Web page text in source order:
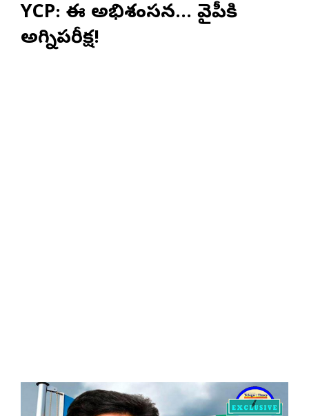
YCP: సీఈసీ అభిశంసన… వైసీపీకి
అగ్నిపరీక్ష!